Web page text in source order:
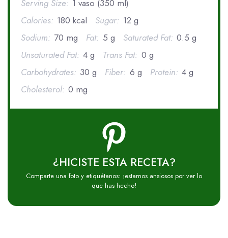
Serving Size: 1 vaso (350 ml)
Calories: 180 kcal Sugar: 12 g
Sodium: 70 mg Fat: 5 g Saturated Fat: 0.5 g
Unsaturated Fat: 4 g Trans Fat: 0 g
Carbohydrates: 30 g Fiber: 6 g Protein: 4 g
Cholesterol: 0 mg
¿HICISTE ESTA RECETA?
Comparte una foto y etiquétanos: ¡estamos ansiosos por ver lo
que has hecho!